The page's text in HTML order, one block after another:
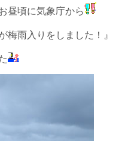
昼頃に気象庁から
梅雨入りをしました！』